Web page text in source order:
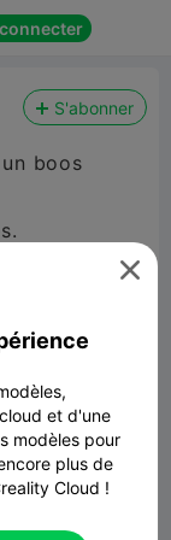
S'abonner
boos
00:29

et d'une
modèles pour
plus de
Cloud !